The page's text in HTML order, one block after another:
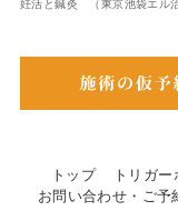
トップ トリガ
お問い合わせ・ご予